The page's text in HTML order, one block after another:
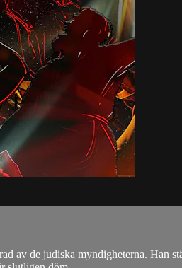
av de judiska myndigheterna.